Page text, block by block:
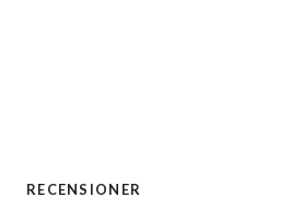
RECENSIONER